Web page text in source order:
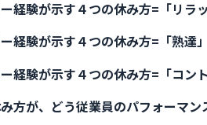
経験が示す４つの休み方=「リラッ
経験が示す４つの休み方=「熟達」
経験が示す４つの休み方=「コント
方が、どう従業員のパフォーマン